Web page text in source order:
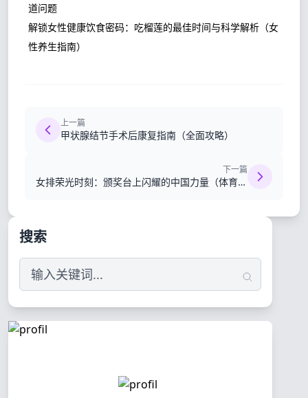
道问题
解锁女性健康饮食密码：吃榴莲的最佳时间与科学解析（女
性养生指南）
上一篇
甲状腺结节手术后康复指南（全面攻略）
下一篇
女排荣光时刻：颁奖台上闪耀的中国力量（体育精
搜索